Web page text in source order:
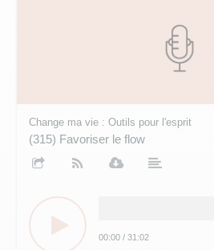
Change ma vie : Outils pour l'esprit
(315) Favoriser le flow
00:00 / 31:02